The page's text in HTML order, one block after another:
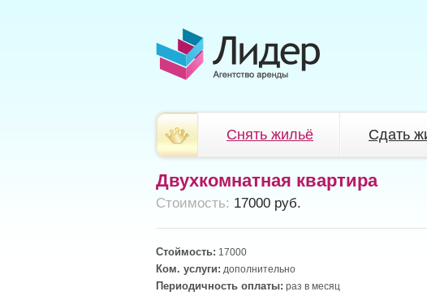
Снять жильё Сдать
Двухкомнатная квартира
Cтоимость: 17000 руб.
Стоймость: 17000
Ком. услуги: дополнительно
Периодичность оплаты: раз в месяц